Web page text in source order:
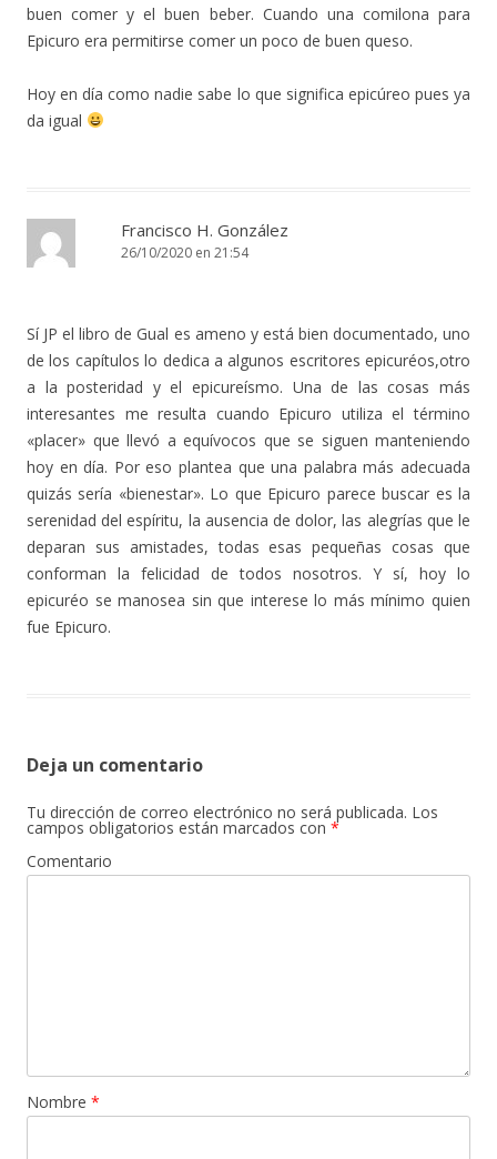
buen comer y el buen beber. Cuando una comilona para
Epicuro era permitirse comer un poco de buen queso.
Hoy en día como nadie sabe lo que significa epicúreo pues ya
da igual
Francisco H. González
26/10/2020 en 21:54
Sí JP el libro de Gual es ameno y está bien documentado, uno
de los capítulos lo dedica a algunos escritores epicuréos,otro
a la posteridad y el epicureísmo. Una de las cosas más
interesantes me resulta cuando Epicuro utiliza el término
«placer» que llevó a equívocos que se siguen manteniendo
hoy en día. Por eso plantea que una palabra más adecuada
quizás sería «bienestar». Lo que Epicuro parece buscar es la
serenidad del espíritu, la ausencia de dolor, las alegrías que le
deparan sus amistades, todas esas pequeñas cosas que
conforman la felicidad de todos nosotros. Y sí, hoy lo
epicuréo se manosea sin que interese lo más mínimo quien
fue Epicuro.
Deja un comentario
Tu dirección de correo electrónico no será publicada. Los
campos obligatorios están marcados con *
Comentario
Nombre *